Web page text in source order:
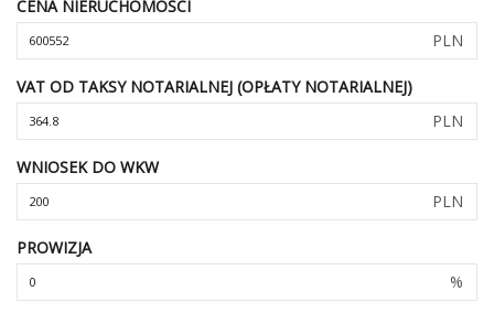
CENA NIERUCHOMOŚCI
PLN
VAT OD TAKSY NOTARIALNEJ (OPŁATY NOTARIALNEJ)
PLN
WNIOSEK DO WKW
PLN
PROWIZJA
%